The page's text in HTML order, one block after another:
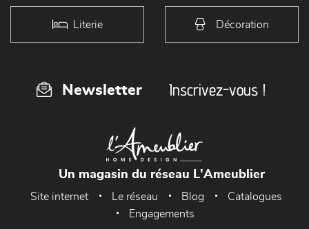
Literie Décoration
Newsletter Inscrivez-vous !
Un magasin du réseau L'Ameublier
Site internet Le réseau Blog
Catalogues
Engagements